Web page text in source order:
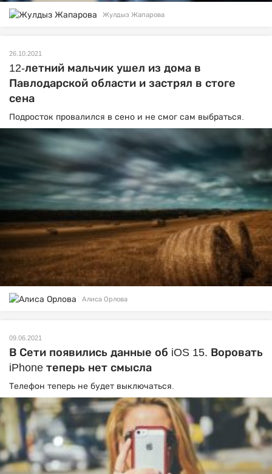
Жулдыз Жапарова
26.10.2021
12-летний мальчик ушел из дома в
Павлодарской области и застрял в стоге
сена
Подросток провалился в сено и не смог сам выбраться.
Алиса Орлова
09.06.2021
В Сети появились данные об iOS 15. Воровать
iPhone теперь нет смысла
Телефон теперь не будет выключаться.